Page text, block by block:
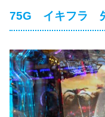
75G イキフラ